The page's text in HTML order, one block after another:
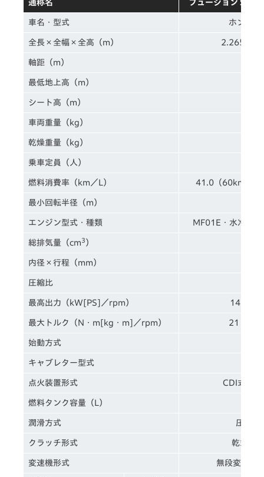
通称名 フュージョン SE／
車名・型式 ホンダ
全長×全幅×全高（m）
軸距（m）
最低地上高（m）
シート高（m）
車両重量（kg）
乾燥重量（kg）
乗車定員（人）
燃料消費率（km／L） 41.0（60km／h
最小回転半径（m）
エンジン型式・種類 MF01E・水冷4ス
総排気量（cm 3 ）
内径×行程（mm）
圧縮比
最高出力（kW[PS]／rpm） 14［19
最大トルク（N・m[kg・m]／rpm） 21［2.1
始動方式
キャブレター型式
点火装置形式 CDI式 バ
燃料タンク容量（L）
潤滑方式 圧送飛
クラッチ形式 乾式多
変速機形式 無段変速式